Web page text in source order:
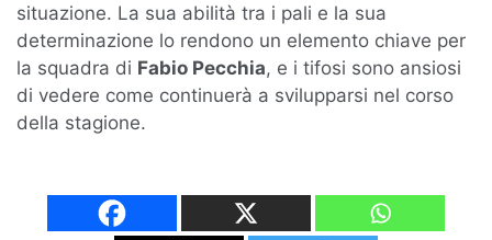
situazione. La sua abilità tra i pali e la sua
determinazione lo rendono un elemento chiave per
la squadra di Fabio Pecchia, e i tifosi sono ansiosi
di vedere come continuerà a svilupparsi nel corso
della stagione.